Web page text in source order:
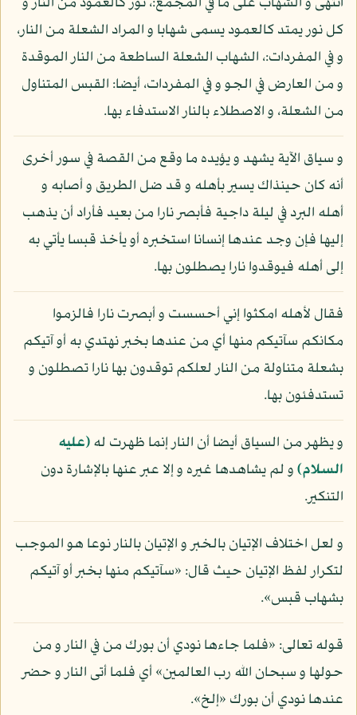
كل نور يمتد كالعمود يسمى شهابا و المراد الشعلة من النار،
و في المفردات:، الشهاب الشعلة الساطعة من النار الموقدة
و من العارض في الجو و في المفردات، أيضا: القبس المتناول
من الشعلة، و الاصطلاء بالنار الاستدفاء بها.
و سياق الآية يشهد و يؤيده ما وقع من القصة في سور أخرى
أنه كان حينذاك يسير بأهله و قد ضل الطريق و أصابه و
أهله البرد في ليلة داجية فأبصر نارا من بعيد فأراد أن يذهب
إليها فإن وجد عندها إنسانا استخبره أو يأخذ قبسا يأتي به
إلى أهله فيوقدوا نارا يصطلون بها.
فقال لأهله امكثوا إني أحسست و أبصرت نارا فالزموا
مكانكم سآتيكم منها أي من عندها بخبر نهتدي به أو آتيكم
بشعلة متناولة من النار لعلكم توقدون بها نارا تصطلون و
تستدفئون بها.
و يظهر من السياق أيضا أن النار إنما ظهرت له(عليه
السلام)و لم يشاهدها غيره و إلا عبر عنها بالإشارة دون
التنكير.
و لعل اختلاف الإتيان بالخبر و الإتيان بالنار نوعا هو الموجب
لتكرار لفظ الإتيان حيث قال: «سآتيكم منها بخبر أو آتيكم
بشهاب قبس».
قوله تعالى: «فلما جاءها نودي أن بورك من في النار و من
حولها و سبحان الله رب العالمين» أي فلما أتى النار و حضر
عندها نودي أن بورك «إلخ».